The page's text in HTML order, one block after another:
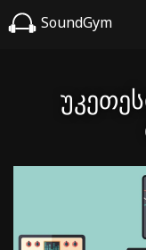
SoundGym